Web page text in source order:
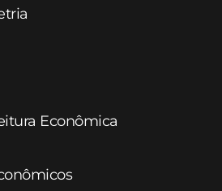
Econômica